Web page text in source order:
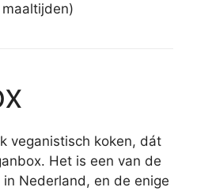
veganistisch koken, dát
Het is een van de
Nederland, en de enige